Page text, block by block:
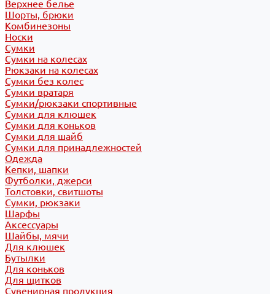
Верхнее белье
Шорты, брюки
Комбинезоны
Носки
Сумки
Сумки на колесах
Рюкзаки на колесах
Сумки без колес
Сумки вратаря
Сумки/рюкзаки спортивные
Сумки для клюшек
Сумки для коньков
Сумки для шайб
Сумки для принадлежностей
Одежда
Кепки, шапки
Футболки, джерси
Толстовки, свитшоты
Сумки, рюкзаки
Шарфы
Аксессуары
Шайбы, мячи
Для клюшек
Бутылки
Для коньков
Для щитков
Сувенирная продукция